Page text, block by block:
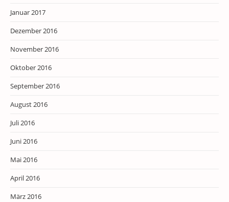
Januar 2017
Dezember 2016
November 2016
Oktober 2016
September 2016
August 2016
Juli 2016
Juni 2016
Mai 2016
April 2016
März 2016